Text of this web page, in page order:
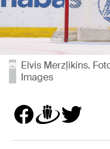
Elvis Merzļikins.
Images